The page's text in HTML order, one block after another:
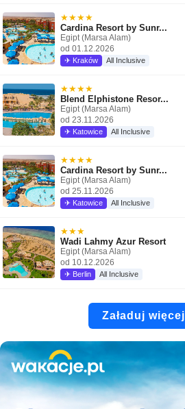
★★★★
Cardina Resort by Sunr...
Egipt (Marsa Alam)
od 01.12.2026
✈ Kraków All Inclusive
★★★★
Blend Elphistone Resor...
Egipt (Marsa Alam)
od 23.11.2026
✈ Katowice All Inclusive
★★★★
Cardina Resort by Sunr...
Egipt (Marsa Alam)
od 25.11.2026
✈ Katowice All Inclusive
★★★
Wadi Lahmy Azur Resort
Egipt (Marsa Alam)
od 10.12.2026
✈ Berlin All Inclusive
Załaduj więcej